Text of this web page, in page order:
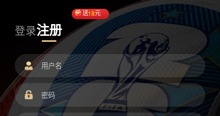
登录注册
送18元